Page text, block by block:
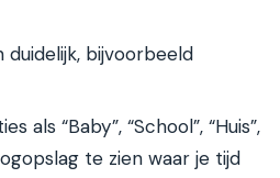
bijvoorbeeld
“Baby”, “School”, “Huis”,
te zien waar je tijd